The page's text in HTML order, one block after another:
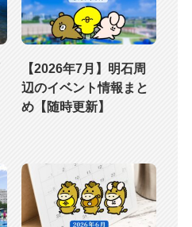
【2026年7月】明石周
辺のイベント情報まと
め【随時更新】